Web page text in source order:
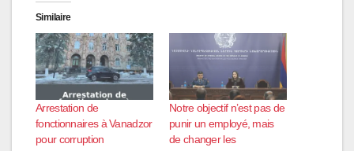
Similaire
Arrestation de
fonctionnaires à Vanadzor
pour corruption
Notre objectif n’est pas de
punir un employé, mais
de changer les